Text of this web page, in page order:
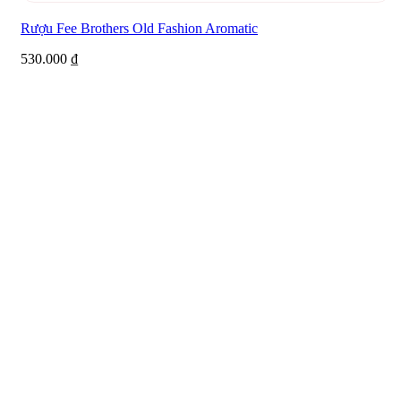
Rượu Fee Brothers Old Fashion Aromatic
530.000 ₫